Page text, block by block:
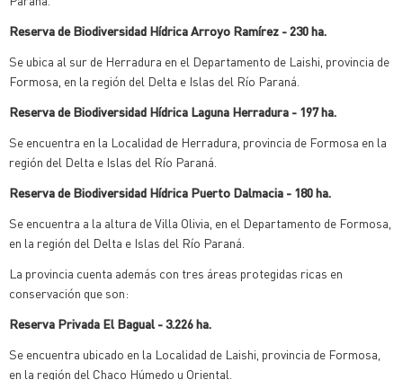
Reserva de Biodiversidad Hídrica Arroyo Ramírez - 230 ha.
Se ubica al sur de Herradura en el Departamento de Laishi, provincia de
Formosa, en la región del Delta e Islas del Río Paraná.
Reserva de Biodiversidad Hídrica Laguna Herradura - 197 ha.
Se encuentra en la Localidad de Herradura, provincia de Formosa en la
región del Delta e Islas del Río Paraná.
Reserva de Biodiversidad Hídrica Puerto Dalmacia - 180 ha.
Se encuentra a la altura de Villa Olivia, en el Departamento de Formosa,
en la región del Delta e Islas del Río Paraná.
La provincia cuenta además con tres áreas protegidas ricas en
conservación que son:
Reserva Privada El Bagual - 3.226 ha.
Se encuentra ubicado en la Localidad de Laishi, provincia de Formosa,
en la región del Chaco Húmedo u Oriental.